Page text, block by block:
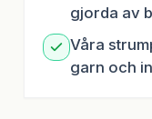
gjorda av
Våra
garn och